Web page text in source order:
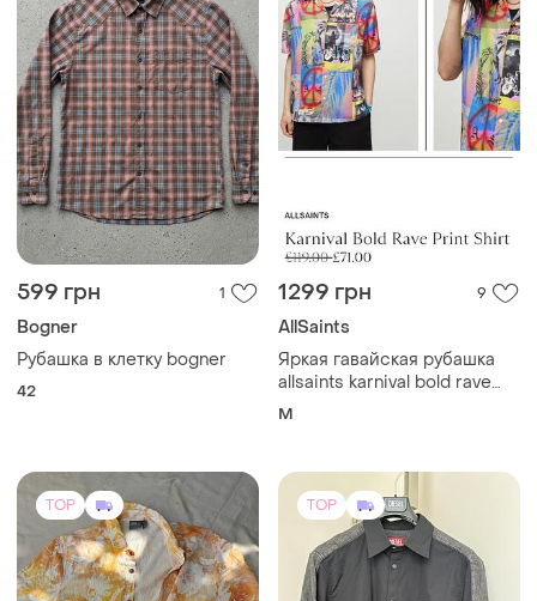
599 грн 1
Bogner
Рубашка в клетку bogner
42
1299 грн 9
AllSaints
Яркая гавайская рубашка
allsaints karnival bold rave
print shirt (оригинал) новая
M
TOP TOP